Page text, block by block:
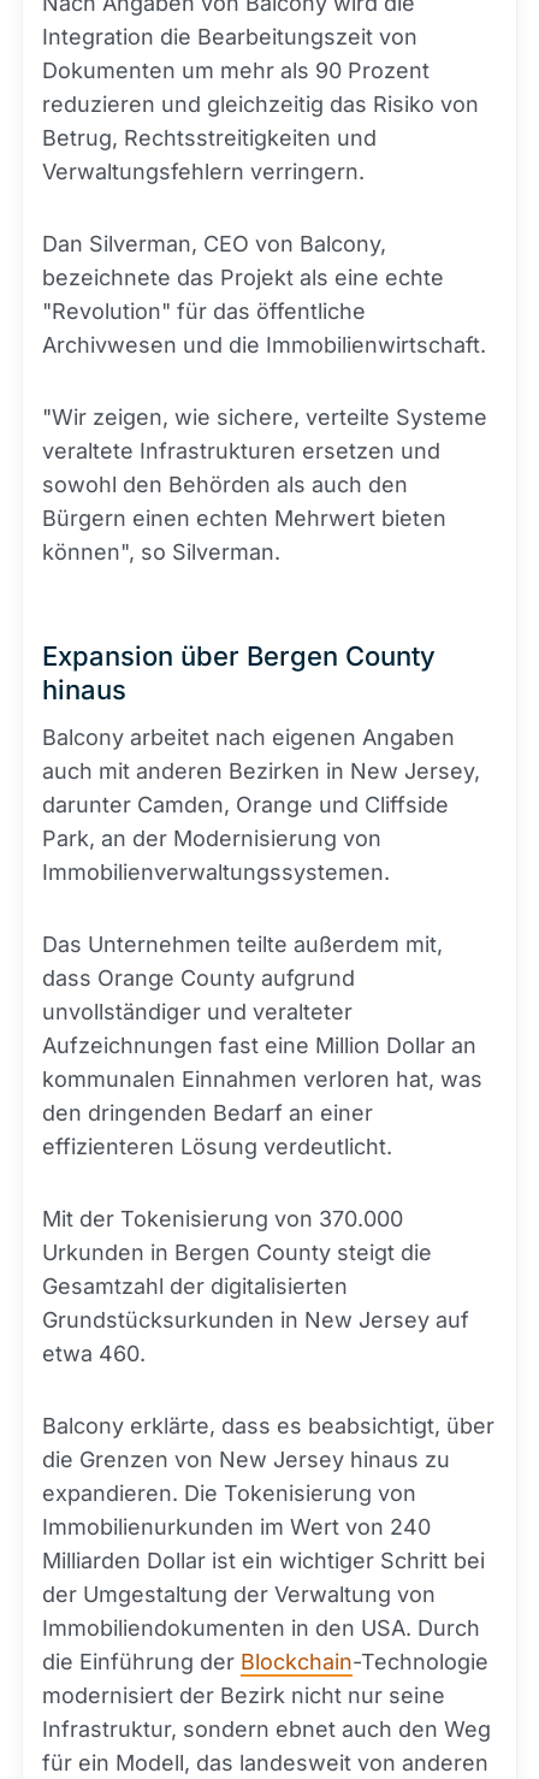
Integration die Bearbeitungszeit von
Dokumenten um mehr als 90 Prozent
reduzieren und gleichzeitig das Risiko von
Betrug, Rechtsstreitigkeiten und
Verwaltungsfehlern verringern.
Dan Silverman, CEO von Balcony,
bezeichnete das Projekt als eine echte
"Revolution" für das öffentliche
Archivwesen und die Immobilienwirtschaft.
"Wir zeigen, wie sichere, verteilte Systeme
veraltete Infrastrukturen ersetzen und
sowohl den Behörden als auch den
Bürgern einen echten Mehrwert bieten
können", so Silverman.
Expansion über Bergen County
hinaus
Balcony arbeitet nach eigenen Angaben
auch mit anderen Bezirken in New Jersey,
darunter Camden, Orange und Cliffside
Park, an der Modernisierung von
Immobilienverwaltungssystemen.
Das Unternehmen teilte außerdem mit,
dass Orange County aufgrund
unvollständiger und veralteter
Aufzeichnungen fast eine Million Dollar an
kommunalen Einnahmen verloren hat, was
den dringenden Bedarf an einer
effizienteren Lösung verdeutlicht.
Mit der Tokenisierung von 370.000
Urkunden in Bergen County steigt die
Gesamtzahl der digitalisierten
Grundstücksurkunden in New Jersey auf
etwa 460.
Balcony erklärte, dass es beabsichtigt, über
die Grenzen von New Jersey hinaus zu
expandieren. Die Tokenisierung von
Immobilienurkunden im Wert von 240
Milliarden Dollar ist ein wichtiger Schritt bei
der Umgestaltung der Verwaltung von
Immobiliendokumenten in den USA. Durch
die Einführung der Blockchain-Technologie
modernisiert der Bezirk nicht nur seine
Infrastruktur, sondern ebnet auch den Weg
für ein Modell, das landesweit von anderen